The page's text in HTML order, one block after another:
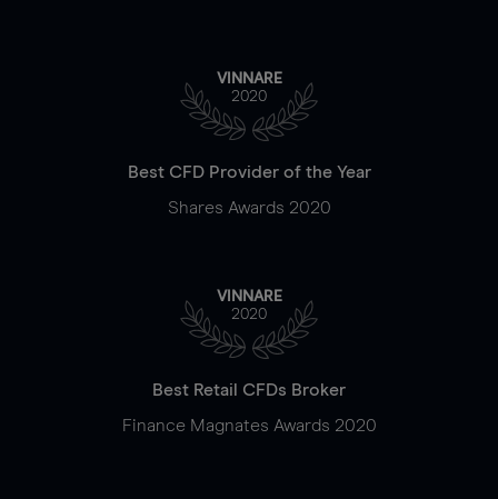
VINNARE
2020
Best CFD Provider of the Year
Shares Awards 2020
VINNARE
2020
Best Retail CFDs Broker
Finance Magnates Awards 2020